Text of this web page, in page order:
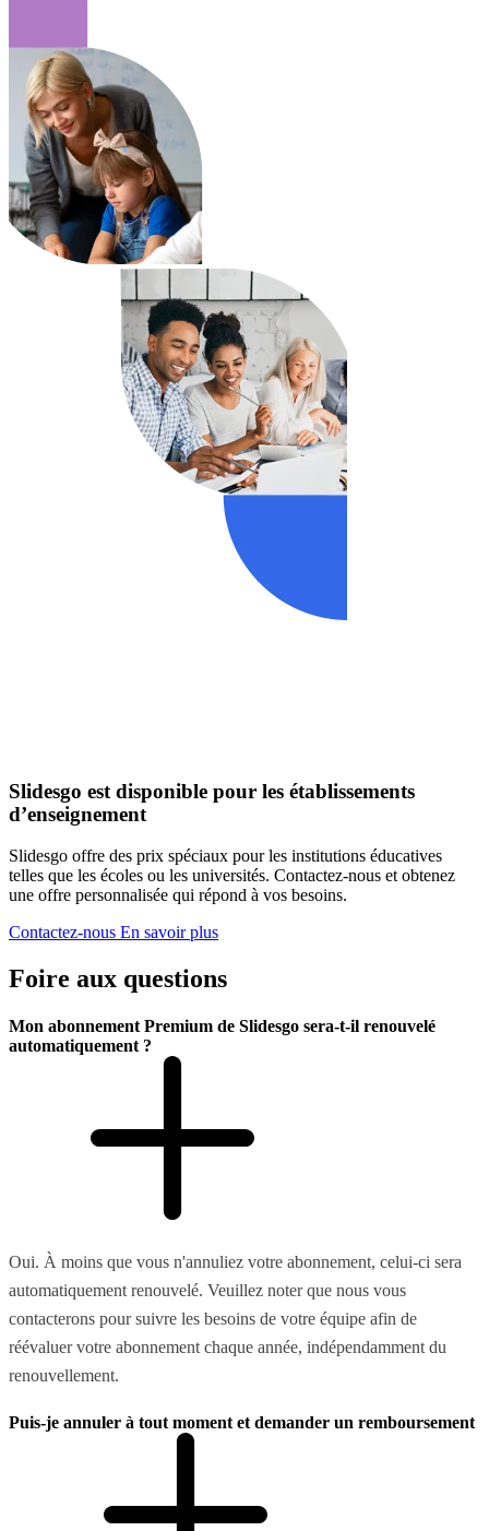
Slidesgo est disponible pour les établissements
d’enseignement
Slidesgo offre des prix spéciaux pour les institutions éducatives
telles que les écoles ou les universités. Contactez-nous et obtenez
une offre personnalisée qui répond à vos besoins.
Contactez-nous En savoir plus
Foire aux questions
Mon abonnement Premium de Slidesgo sera-t-il renouvelé
automatiquement ?
Oui. À moins que vous n'annuliez votre abonnement, celui-ci sera
automatiquement renouvelé. Veuillez noter que nous vous
contacterons pour suivre les besoins de votre équipe afin de
réévaluer votre abonnement chaque année, indépendamment du
renouvellement.
Puis-je annuler à tout moment et demander un remboursement